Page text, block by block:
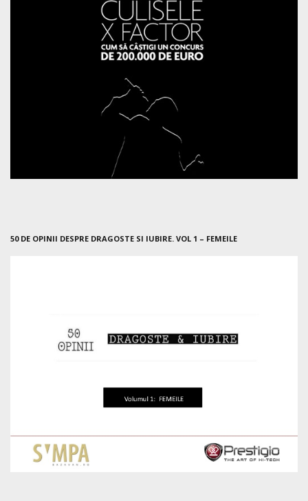
50 DE OPINII DESPRE DRAGOSTE SI IUBIRE. VOL 1 – FEMEILE